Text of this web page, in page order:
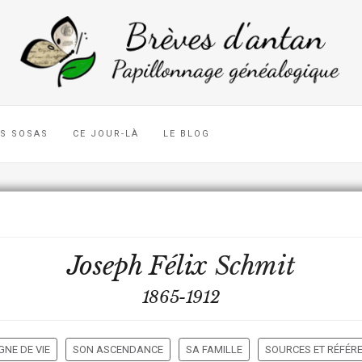
SOSAS CE JOUR-LÀ LE BLOG
Joseph Félix Schmit
1865-1912
DE VIE SON ASCENDANCE SA FAMILLE SOURCES ET